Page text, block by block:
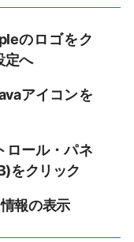
のロゴをク
定へ
アイコンを
ロール・パネ
をクリック
報の表示